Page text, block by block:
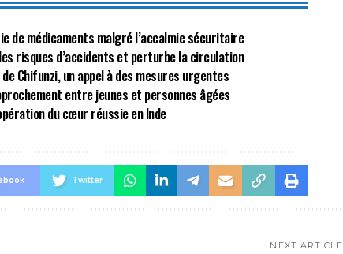
de médicaments malgré l’accalmie sécuritaire
risques d’accidents et perturbe la circulation
Chifunzi, un appel à des mesures urgentes
entre jeunes et personnes âgées
du cœur réussie en Inde
Twitter
NEXT ARTICLE